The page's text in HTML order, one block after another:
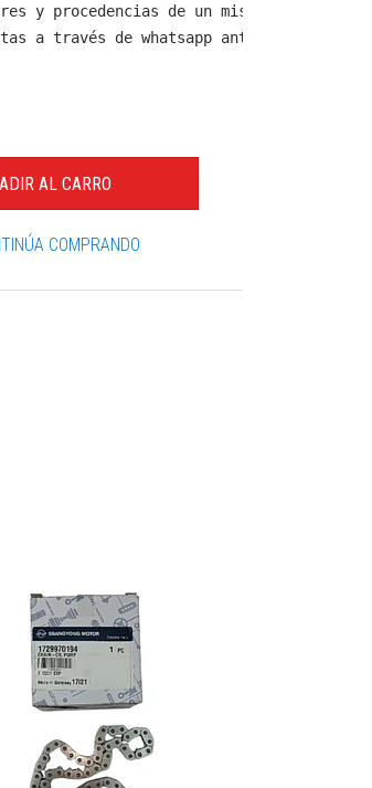
y procedencias de un mismo producto.
a través de whatsapp antes de
COMPRANDO